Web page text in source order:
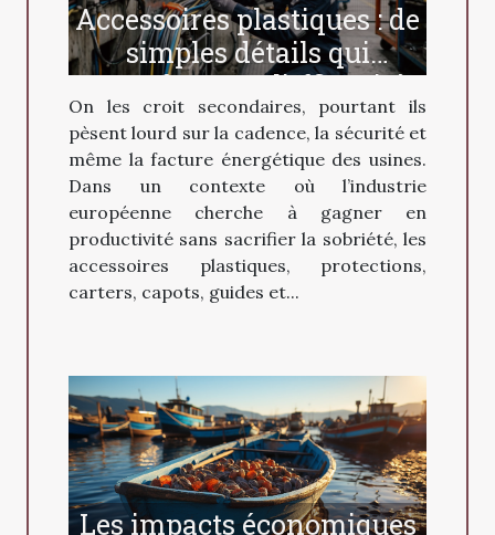
Accessoires plastiques : de
simples détails qui
transforment l’efficacité
industrielle
On les croit secondaires, pourtant ils
pèsent lourd sur la cadence, la sécurité et
même la facture énergétique des usines.
Dans un contexte où l’industrie
européenne cherche à gagner en
productivité sans sacrifier la sobriété, les
accessoires plastiques, protections,
carters, capots, guides et...
Les impacts économiques